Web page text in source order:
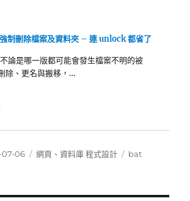
制刪除檔案及資料夾 – 連 unlock 都省了
論是哪一版都可能會發生檔案不明的被
除、更名與搬移，…
07-06
分
網頁 、資料庫 程式設計
標
bat